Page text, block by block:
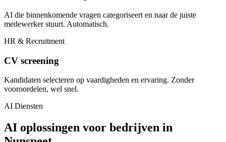
AI die binnenkomende vragen categoriseert en naar de juiste
medewerker stuurt. Automatisch.
HR & Recruitment
CV screening
Kandidaten selecteren op vaardigheden en ervaring. Zonder
vooroordelen, wel snel.
AI Diensten
AI oplossingen voor bedrijven in